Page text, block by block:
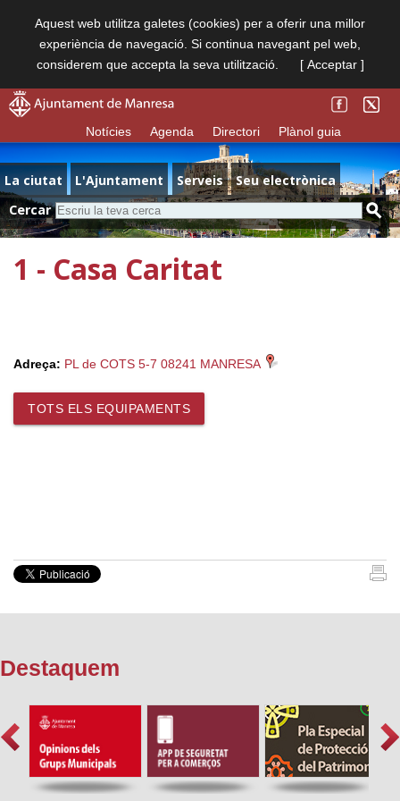
Aquest web utilitza galetes (cookies) per a oferir una millor
experiència de navegació. Si continua navegant pel web,
considerem que accepta la seva utilització.
[ Acceptar ]
Notícies Agenda Directori Plànol guia
La ciutat L'Ajuntament Serveis
Seu electrònica
Cercar
1 - Casa Caritat
Adreça: PL de COTS 5-7 08241 MANRESA
TOTS ELS EQUIPAMENTS
Destaquem